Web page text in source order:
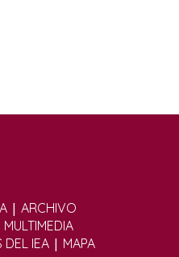
| ARCHIVO
MULTIMEDIA
DEL IEA| MAPA